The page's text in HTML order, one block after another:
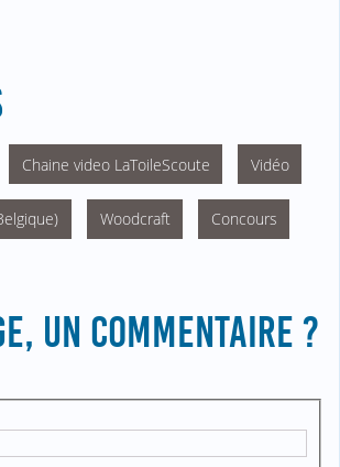
Chaine video LaToileScoute Vidéo
Woodcraft Concours
UN COMMENTAIRE ?